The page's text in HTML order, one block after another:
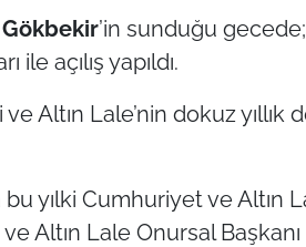
’in sunduğu gecede;
açılış yapıldı.
Altın Lale’nin dokuz yıllık
yılki Cumhuriyet ve Altın
ve Altın Lale Onursal Başkanı